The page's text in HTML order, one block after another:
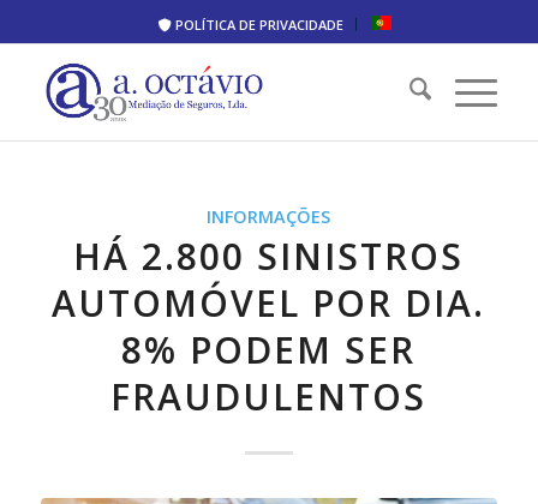
POLÍTICA DE PRIVACIDADE
INFORMAÇÕES
HÁ 2.800 SINISTROS
AUTOMÓVEL POR DIA.
8% PODEM SER
FRAUDULENTOS